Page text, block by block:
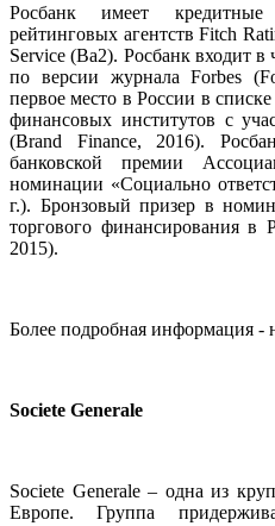
Росбанк имеет
рейтинговых агентств Fitch
Service (Ba2). Росбанк входит
по версии журнала Forbes
первое место в России в
финансовых институтов с
(Brand Finance, 2016).
банковской премии
номинации «Социально
г.). Бронзовый призер в
торгового финансирования
2015).
Более подробная информация -
Societe Generale
Societe Generale – одна из
Европе. Группа